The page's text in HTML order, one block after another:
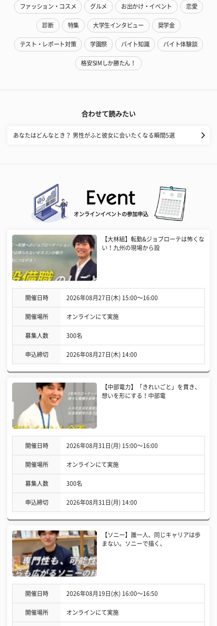
ファッション・コスメ グルメ お出かけ・イベント 恋愛
診断 特集 大学生インタビュー 奨学金
テスト・レポート対策 学園祭 バイト知識 バイト体験談
格安SIMしか勝たん！
合わせて読みたい
あなたはどんなとき？ 男性がふと彼女に会いたくなる瞬間5選
オンラインイベントの参加申込
【大林組】転勤&ジョブローテは怖くな
い！九州の現場から設
開催日時 2026年08月27日(木) 15:00〜16:00
開催場所 オンラインにて実施
募集人数 300名
申込締切 2026年08月27日(木) 14:00
【中部電力】「きれいごと」を貫き、
想いを形にする！中部電
開催日時 2026年08月31日(月) 15:00〜16:00
開催場所 オンラインにて実施
募集人数 300名
申込締切 2026年08月31日(月) 14:00
【ソニー】誰一人、同じキャリアは歩
まない。ソニーで描く、
開催日時 2026年08月19日(水) 16:00〜16:50
開催場所 オンラインにて実施